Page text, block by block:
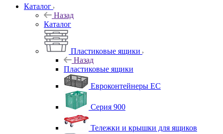
Каталог
Назад
Каталог
Пластиковые ящики
Назад
Пластиковые ящики
Евроконтейнеры ЕС
Серия 900
Тележки и крышки для ящиков